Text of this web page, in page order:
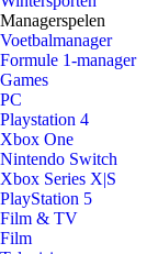
Managerspelen
Voetbalmanager
Formule 1-manager
Games
PC
Playstation 4
Xbox One
Nintendo Switch
Xbox Series X|S
PlayStation 5
Film & TV
Film